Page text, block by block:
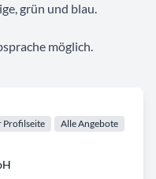
Profilseite Alle Angebote
grün und blau.
möglich.